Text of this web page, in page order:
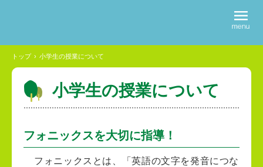
トップ › 小学生の授業について
小学生の授業について
フォニックスを大切に指導！
フォニックスとは、「英語の文字を発音につな